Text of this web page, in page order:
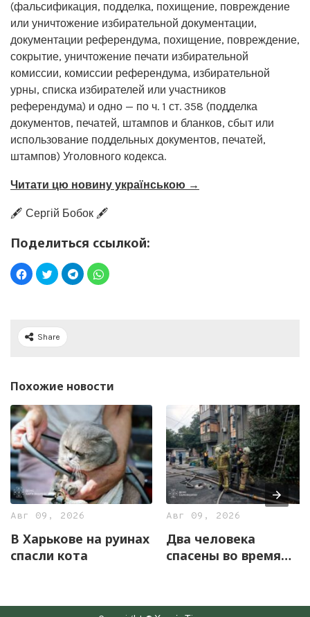
(фальсификация, подделка, похищение, повреждение
или уничтожение избирательной документации,
документации референдума, похищение, повреждение,
сокрытие, уничтожение печати избирательной
комиссии, комиссии референдума, избирательной
урны, списка избирателей или участников
референдума) и одно — по ч. 1 ст. 358 (подделка
документов, печатей, штампов и бланков, сбыт или
использование поддельных документов, печатей,
штампов) Уголовного кодекса.
Читати цю новину українською →
🖋️ Сергій Бобок 🖋️
Поделиться ссылкой:
Share
Похожие новости
Авг 09, 2026
В Харькове на руинах
спасли кота
Авг 09, 2026
Два человека
спасены во время